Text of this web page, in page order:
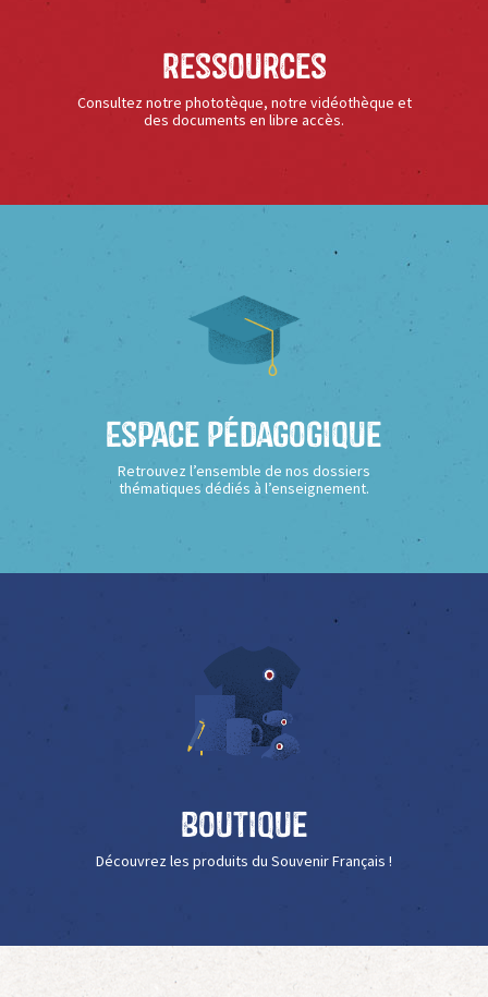
Ressources
Consultez notre phototèque, notre vidéothèque et
des documents en libre accès.
Espace Pédagogique
Retrouvez l’ensemble de nos dossiers
thématiques dédiés à l’enseignement.
Boutique
Découvrez les produits du Souvenir Français !